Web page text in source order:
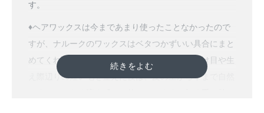
す。
♦︎ヘアワックスは今まであまり使ったことなかったので
すが、ナルークのワックスはベタつかずいい具合にまと
めてくれるので、使い勝手がよいです。特に分け目や生
え際辺りの短い毛を整えた後は、髪の上から下まで自然